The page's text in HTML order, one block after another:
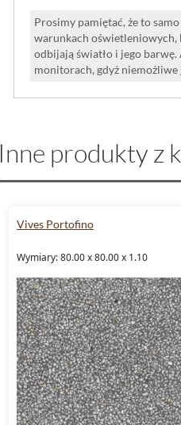
Prosimy pamiętać, że to
warunkach oświetleniowych,
odbijają światło i jego
monitorach, gdyż
Inne produkty z
Vives Portofino
Wymiary: 80.00 x 80.00 x 1.10